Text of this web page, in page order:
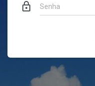
lock_outline